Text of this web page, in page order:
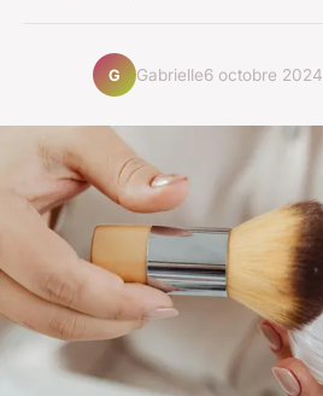
G Gabrielle6 octobre 2024